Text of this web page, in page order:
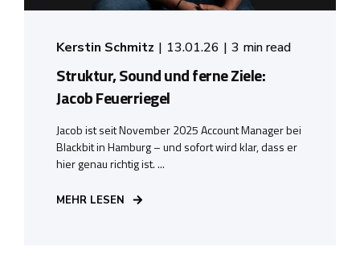
Kerstin Schmitz 13.01.26 3 min read
Struktur, Sound und ferne Ziele:
Jacob Feuerriegel
Jacob ist seit November 2025 Account Manager bei
Blackbit in Hamburg – und sofort wird klar, dass er
hier genau richtig ist. ...
MEHR LESEN